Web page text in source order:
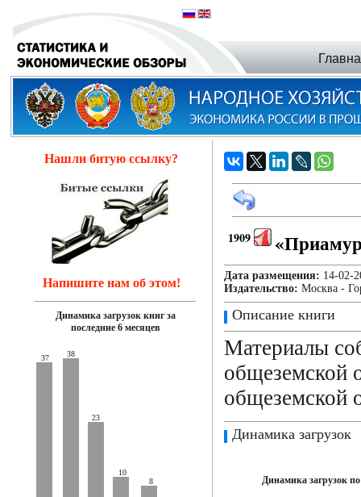
Нашли битую ссылку?
Напишите нам об этом!
Динамика загрузок книг за
последние 6 месяцев
37 38
23
10
8
1909
Дата размещения: 14-
Издательство: Москва -
Описание книги
Материалы
общеземской
общеземской
Динамика загрузок
Динамика загрузок